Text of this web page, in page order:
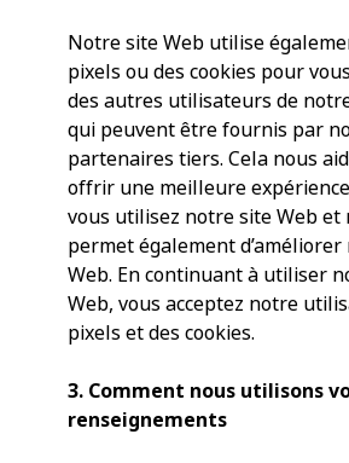
Notre site Web utilise
pixels ou des cookies pour
des autres utilisateurs de
qui peuvent être fournis par
partenaires tiers. Cela nous
offrir une meilleure
vous utilisez notre site Web et
permet également
Web. En continuant à utiliser
Web, vous acceptez notre
pixels et des cookies.
3. Comment nous utilisons
renseignements